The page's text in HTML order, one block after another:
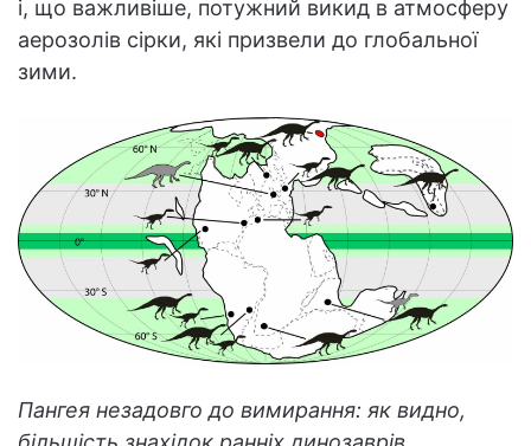
і, що важливіше, потужний викид в атмосферу
аерозолів сірки, які призвели до глобальної
зими.
Пангея незадовго до вимирання: як видно,